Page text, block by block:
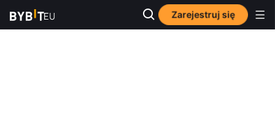
Zarejestruj się